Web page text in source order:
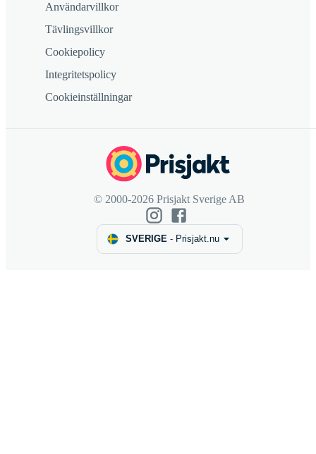
Användarvillkor
Tävlingsvillkor
Cookiepolicy
Integritetspolicy
Cookieinställningar
© 2000-2026 Prisjakt Sverige AB
SVERIGE- Prisjakt.nu